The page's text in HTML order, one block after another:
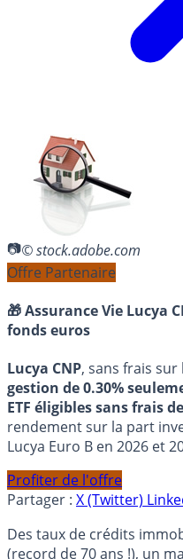
© stock.adobe.com
Offre Partenaire
🎁 Assurance Vie Lucya
fonds euros
Lucya CNP, sans frais sur
gestion de 0.30%
ETF éligibles sans frais
rendement sur la part
Lucya Euro B en 2026 et
Profiter de l'offre
Partager : X (Twitter)
Des taux de crédits
(record de 70 ans !), un